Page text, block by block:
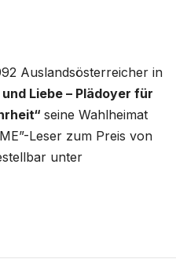
Auslandsösterreicher in
Liebe – Plädoyer für
seine Wahlheimat
Leser zum Preis von
unter